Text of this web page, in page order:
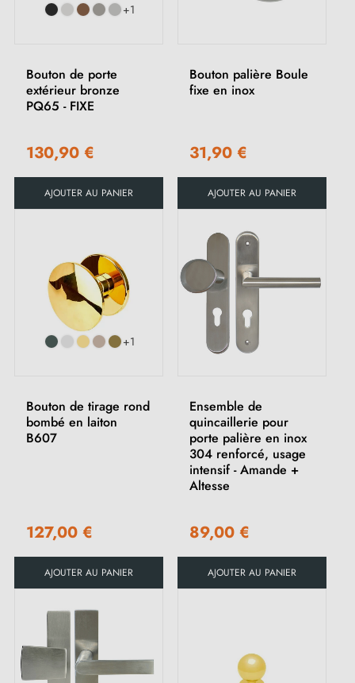
+1
Bouton de porte
extérieur bronze
PQ65 - FIXE
130,90 €
AJOUTER AU PANIER
Bouton palière Boule
fixe en inox
31,90 €
AJOUTER AU PANIER
+1
Bouton de tirage rond
bombé en laiton
B607
127,00 €
AJOUTER AU PANIER
Ensemble de
quincaillerie pour
porte palière en inox
304 renforcé, usage
intensif - Amande +
Altesse
89,00 €
AJOUTER AU PANIER